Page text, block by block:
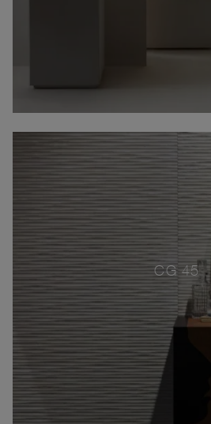
CG 45